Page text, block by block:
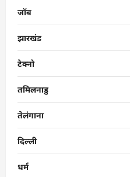
जॉब
झारखंड
टेक्नो
तमिलनाडु
तेलंगाना
दिल्ली
धर्म